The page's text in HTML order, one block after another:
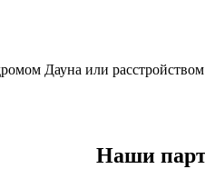
Дауна или расстройством
Наши